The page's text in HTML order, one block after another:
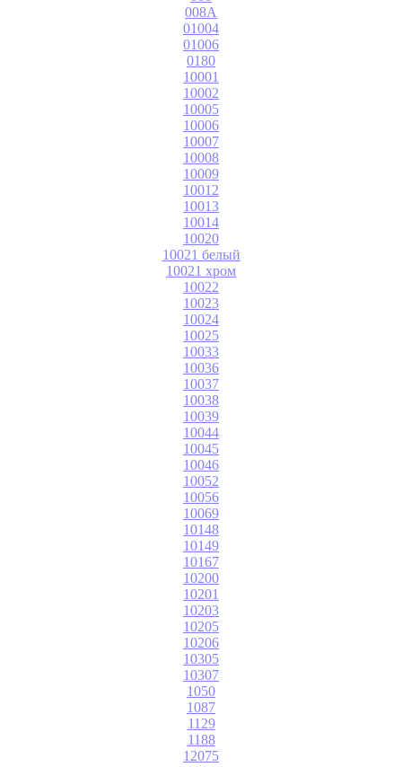
008A
01004
01006
0180
10001
10002
10005
10006
10007
10008
10009
10012
10013
10014
10020
10021 белый
10021 хром
10022
10023
10024
10025
10033
10036
10037
10038
10039
10044
10045
10046
10052
10056
10069
10148
10149
10167
10200
10201
10203
10205
10206
10305
10307
1050
1087
1129
1188
12075